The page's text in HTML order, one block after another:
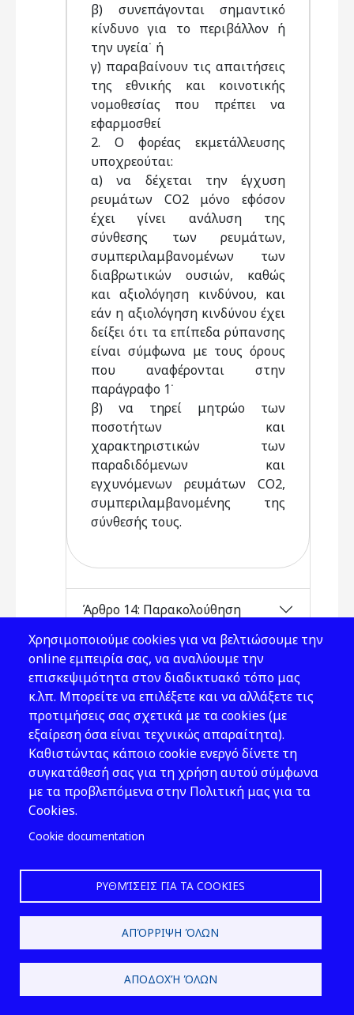
β) συνεπάγονται σημαντικό
κίνδυνο για το περιβάλλον ή
την υγεία˙ ή
γ) παραβαίνουν τις απαιτήσεις
της εθνικής και κοινοτικής
νομοθεσίας που πρέπει να
εφαρμοσθεί
2. Ο φορέας εκμετάλλευσης
υποχρεούται:
α) να δέχεται την έγχυση
ρευμάτων CO2 μόνο εφόσον
έχει γίνει ανάλυση της
σύνθεσης των ρευμάτων,
συμπεριλαμβανομένων των
διαβρωτικών ουσιών, καθώς
και αξιολόγηση κινδύνου, και
εάν η αξιολόγηση κινδύνου έχει
δείξει ότι τα επίπεδα ρύπανσης
είναι σύμφωνα με τους όρους
που αναφέρονται στην
παράγραφο 1˙
β) να τηρεί μητρώο των
ποσοτήτων και
χαρακτηριστικών των
παραδιδόμενων και
εγχυνόμενων ρευμάτων CO2,
συμπεριλαμβανομένης της
σύνθεσής τους.
Άρθρο 14: Παρακολούθηση
Άρθρο 15: Υποβολή εκθέσεων
από τον φορέα εκμετάλλευσης
Άρθρο 16: Επιθεωρήσεις
Άρθρο 17: Μέτρα για διαρροές ή
Άρθρο 18: Υποχρεώσεις κατά το
κλείσιμο και μετά το κλείσιμο
Χρησιμοποιούμε cookies για να βελτιώσουμε την
online εμπειρία σας, να αναλύουμε την
επισκεψιμότητα στον διαδικτυακό τόπο μας
κ.λπ. Μπορείτε να επιλέξετε και να αλλάξετε τις
προτιμήσεις σας σχετικά με τα cookies (με
εξαίρεση όσα είναι τεχνικώς απαραίτητα).
Καθιστώντας κάποιο cookie ενεργό δίνετε τη
συγκατάθεσή σας για τη χρήση αυτού σύμφωνα
με τα προβλεπόμενα στην Πολιτική μας για τα
Cookies.
Cookie documentation
ΡΥΘΜΊΣΕΙΣ ΓΙΑ ΤΑ COOKIES
ΑΠΌΡΡΙΨΗ ΌΛΩΝ
ΑΠΟΔΟΧΉ ΌΛΩΝ